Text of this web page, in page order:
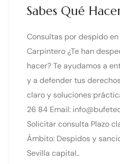
Sabes Qué
Consultas por despido en
Carpintero ¿Te han
hacer? Te ayudamos a
y a defender tus
claro y soluciones
26 84 Email:
Solicitar consulta Plazo
Ámbito: Despidos y
Sevilla capital..